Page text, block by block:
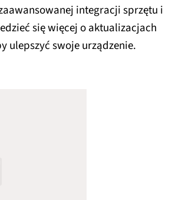
integracji sprzętu i
się więcej o aktualizacjach
ulepszyć swoje urządzenie.